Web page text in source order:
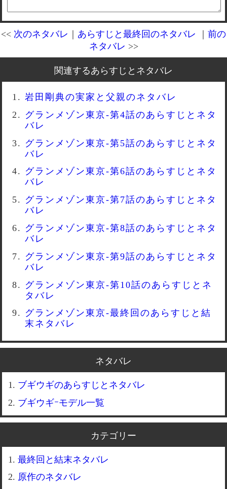
<< 次のネタバレ あらすじと最終回のネタバレ
前の
ネタバレ >>
関連するあらすじとネタバレ
岩田剛典の実家と父親のネタバレ
グランメゾン東京-第4話のあらすじとネタ
バレ
グランメゾン東京-第5話のあらすじとネタ
バレ
グランメゾン東京-第6話のあらすじとネタ
バレ
グランメゾン東京-第7話のあらすじとネタ
バレ
グランメゾン東京-第8話のあらすじとネタ
バレ
グランメゾン東京-第9話のあらすじとネタ
バレ
グランメゾン東京-第10話のあらすじとネ
タバレ
グランメゾン東京-最終回のあらすじと結
末ネタバレ
ネタバレ
ブギウギのあらすじとネタバレ
ブギウギｰモデル一覧
カテゴリー
最終回と結末ネタバレ
原作のネタバレ